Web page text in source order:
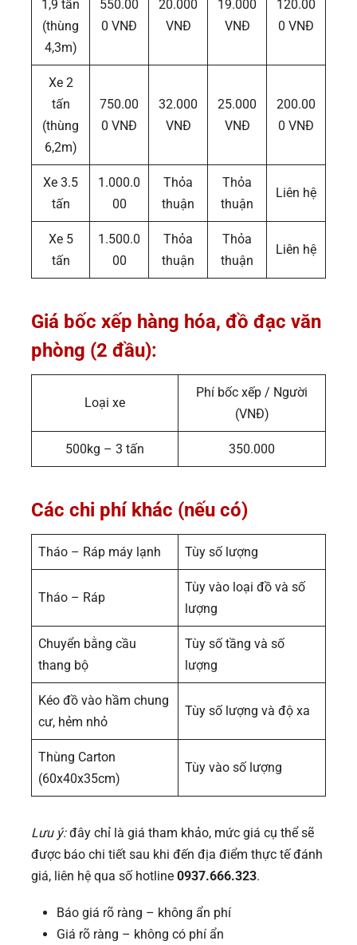
1,9 tấn
(thùng
4,3m)
550.00
0 VNĐ
20.000
VNĐ
19.000
VNĐ
120.00
0 VNĐ
Xe 2
tấn
(thùng
6,2m)
750.00
0 VNĐ
32.000
VNĐ
25.000
VNĐ
200.00
0 VNĐ
Xe 3.5
tấn
1.000.0
00
Thỏa
thuận
Thỏa
thuận
Liên hệ
Xe 5
tấn
1.500.0
00
Thỏa
thuận
Thỏa
thuận
Liên hệ
Giá bốc xếp hàng hóa, đồ đạc văn
phòng (2 đầu):
Loại xe
Phí bốc xếp / Người
(VNĐ)
500kg – 3 tấn 350.000
Các chi phí khác (nếu có)
Tháo – Ráp máy lạnh Tùy số lượng
Tháo – Ráp
Tùy vào loại đồ và số
lượng
Chuyển bằng cầu
thang bộ
Tùy số tầng và số
lượng
Kéo đồ vào hầm chung
cư, hẻm nhỏ
Tùy số lượng và độ xa
Thùng Carton
(60x40x35cm)
Tùy vào số lượng
Lưu ý:đây chỉ là giá tham khảo, mức giá cụ thể sẽ
được báo chi tiết sau khi đến địa điểm thực tế đánh
giá, liên hệ qua số hotline 0937.666.323.
Báo giá rõ ràng – không ẩn phí
Giá rõ ràng – không có phí ẩn